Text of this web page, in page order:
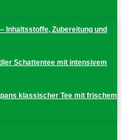
Inhaltsstoffe, Zubereitung und
Schattentee mit intensivem
klassischer Tee mit frischem